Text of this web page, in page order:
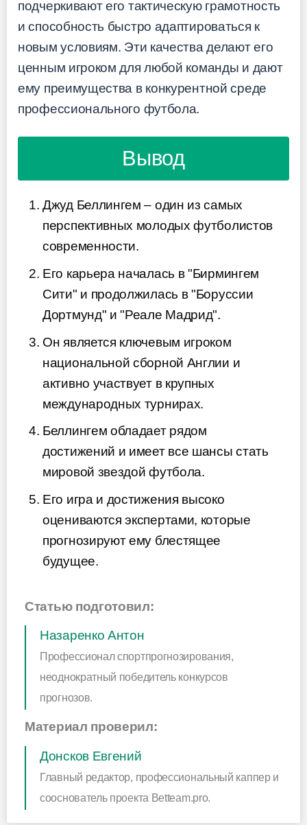
подчеркивают его тактическую грамотность
и способность быстро адаптироваться к
новым условиям. Эти качества делают его
ценным игроком для любой команды и дают
ему преимущества в конкурентной среде
профессионального футбола.
Вывод
Джуд Беллингем – один из самых
перспективных молодых футболистов
современности.
Его карьера началась в "Бирмингем
Сити" и продолжилась в "Боруссии
Дортмунд" и "Реале Мадрид".
Он является ключевым игроком
национальной сборной Англии и
активно участвует в крупных
международных турнирах.
Беллингем обладает рядом
достижений и имеет все шансы стать
мировой звездой футбола.
Его игра и достижения высоко
оцениваются экспертами, которые
прогнозируют ему блестящее
будущее.
Статью подготовил:
Назаренко Антон
Профессионал спортпрогнозирования,
неоднократный победитель конкурсов
прогнозов.
Материал проверил:
Донсков Евгений
Главный редактор, профессиональный каппер и
сооснователь проекта Betteam.pro.